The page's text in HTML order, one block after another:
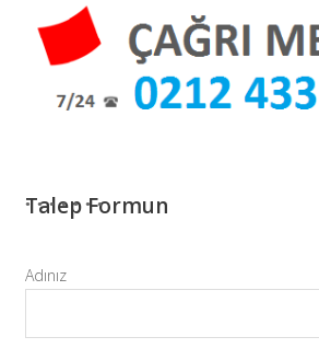
Talep Formun
Adınız